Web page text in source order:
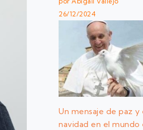
26/12/2024
Un mensaje de paz y
navidad en el mundo